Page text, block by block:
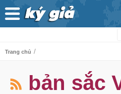
Trang chủ /
bản sắc